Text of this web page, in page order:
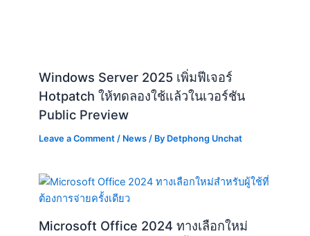
Windows Server 2025 เพิ่มฟีเจอร์
Hotpatch ให้ทดลองใช้แล้วในเวอร์ชัน
Public Preview
Leave a Comment / News / By Detphong Unchat
Microsoft Office 2024 ทางเลือกใหม่